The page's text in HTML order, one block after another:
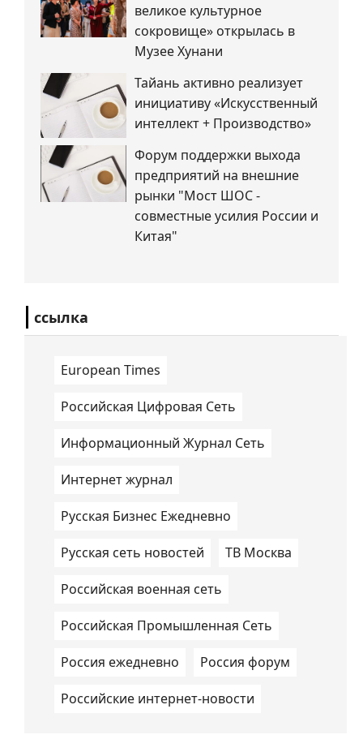
великое культурное
сокровище» открылась в
Музее Хунани
Тайань активно реализует
инициативу «Искусственный
интеллект + Производство»
Форум поддержки выхода
предприятий на внешние
рынки "Мост ШОС -
совместные усилия России и
Китая"
ссылка
European Times
Российская Цифровая Сеть
Информационный Журнал Сеть
Интернет журнал
Русская Бизнес Ежедневно
Русская сеть новостей ТВ Москва
Российская военная сеть
Российская Промышленная Сеть
Россия ежедневно Россия форум
Российские интернет-новости